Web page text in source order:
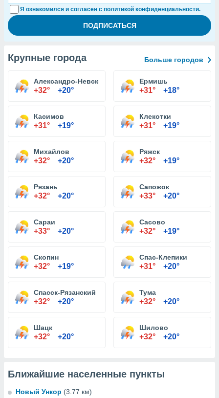
Я ознакомился и согласен с политикой конфиденциальности.
Крупные города Больше городов
Александро-Невский
+32° +20°
Ермишь
+31° +18°
Касимов
+31° +19°
Клекотки
+31° +19°
Михайлов
+32° +20°
Ряжск
+32° +19°
Рязань
+32° +20°
Сапожок
+33° +20°
Сараи
+33° +20°
Сасово
+32° +19°
Скопин
+32° +19°
Спас-Клепики
+31° +20°
Спасск-Рязанский
+32° +20°
Тума
+32° +20°
Шацк
+32° +20°
Шилово
+32° +20°
Ближайшие населенные пункты
Новый Ункор (3.77 км)